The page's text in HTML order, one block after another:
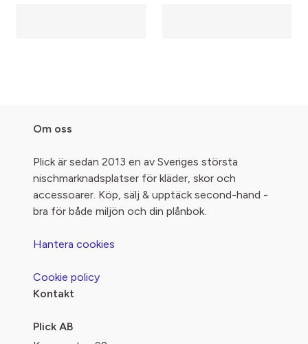
Om oss
Plick är sedan 2013 en av Sveriges största
nischmarknadsplatser för kläder, skor och
accessoarer. Köp, sälj & upptäck second-hand -
bra för både miljön och din plånbok.
Hantera cookies
Cookie policy
Kontakt
Plick AB